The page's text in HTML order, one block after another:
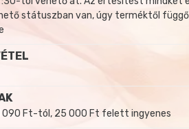
státuszban van, úgy terméktől
090 Ft-tól, 25 000 Ft felett ingyenes